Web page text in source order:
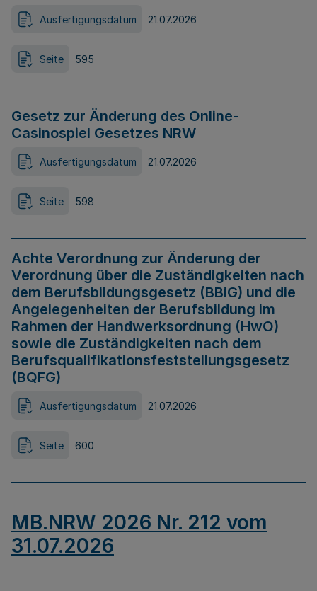
Ausfertigungsdatum 21.07.2026
Seite 595
Gesetz zur Änderung des Online-
Casinospiel Gesetzes NRW
Ausfertigungsdatum 21.07.2026
Seite 598
Achte Verordnung zur Änderung der
Verordnung über die Zuständigkeiten nach
dem Berufsbildungsgesetz (BBiG) und die
Angelegenheiten der Berufsbildung im
Rahmen der Handwerksordnung (HwO)
sowie die Zuständigkeiten nach dem
Berufsqualifikationsfeststellungsgesetz
(BQFG)
Ausfertigungsdatum 21.07.2026
Seite 600
MB.NRW 2026 Nr. 212 vom
31.07.2026